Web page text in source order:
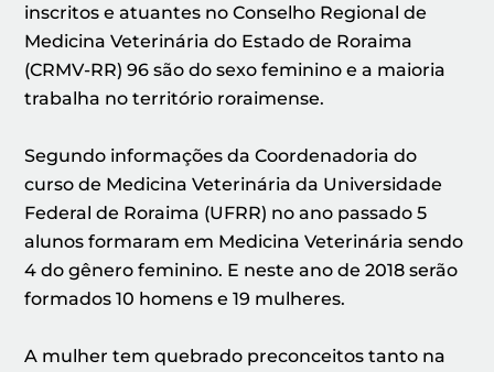
inscritos e atuantes no Conselho Regional de
Medicina Veterinária do Estado de Roraima
(CRMV-RR) 96 são do sexo feminino e a maioria
trabalha no território roraimense.
Segundo informações da Coordenadoria do
curso de Medicina Veterinária da Universidade
Federal de Roraima (UFRR) no ano passado 5
alunos formaram em Medicina Veterinária sendo
4 do gênero feminino. E neste ano de 2018 serão
formados 10 homens e 19 mulheres.
A mulher tem quebrado preconceitos tanto na